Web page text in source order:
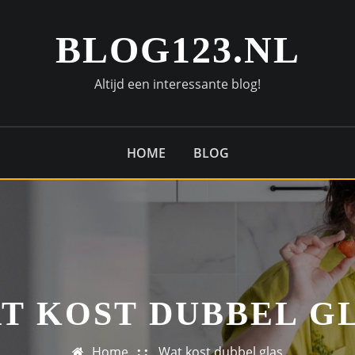
BLOG123.NL
Altijd een interessante blog!
HOME BLOG
KOST DUBBEL